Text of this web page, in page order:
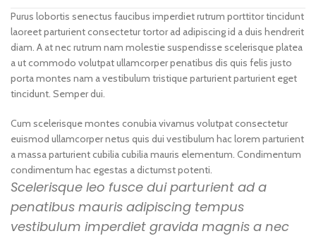
Purus lobortis senectus faucibus imperdiet rutrum porttitor tincidunt
laoreet parturient consectetur tortor ad adipiscing id a duis hendrerit
diam. A at nec rutrum nam molestie suspendisse scelerisque platea
a ut commodo volutpat ullamcorper penatibus dis quis felis justo
porta montes nam a vestibulum tristique parturient parturient eget
tincidunt. Semper dui.
Cum scelerisque montes conubia vivamus volutpat consectetur
euismod ullamcorper netus quis dui vestibulum hac lorem parturient
a massa parturient cubilia cubilia mauris elementum. Condimentum
condimentum hac egestas a dictumst potenti.
Scelerisque leo fusce dui parturient ad a
penatibus mauris adipiscing tempus
vestibulum imperdiet gravida magnis a nec